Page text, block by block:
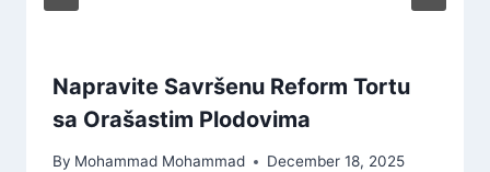
Napravite Savršenu Reform Tortu
sa Orašastim Plodovima
By Mohammad Mohammad December 18, 2025